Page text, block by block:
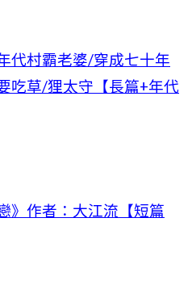
代村霸老婆/穿成七十年
吃草/狸太守【長篇+年代
》作者：大江流【短篇